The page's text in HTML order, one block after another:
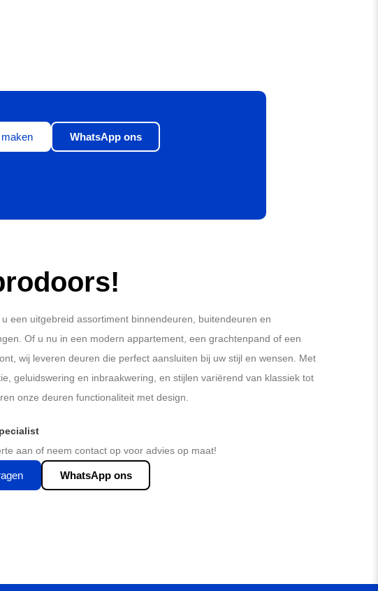
WhatsApp ons
een uitgebreid assortiment binnendeuren, buitendeuren en
Of u nu in een modern appartement, een grachtenpand of een
wij leveren deuren die perfect aansluiten bij uw stijl en wensen. Met
geluidswering en inbraakwering, en stijlen variërend van klassiek tot
onze deuren functionaliteit met design.
aan of neem contact op voor advies op maat!
WhatsApp ons